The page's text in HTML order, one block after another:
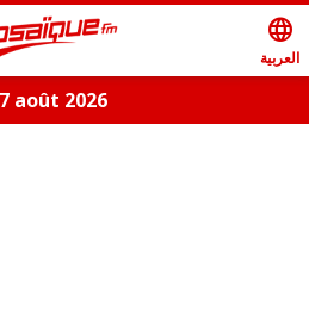
language
العربية
août 2026